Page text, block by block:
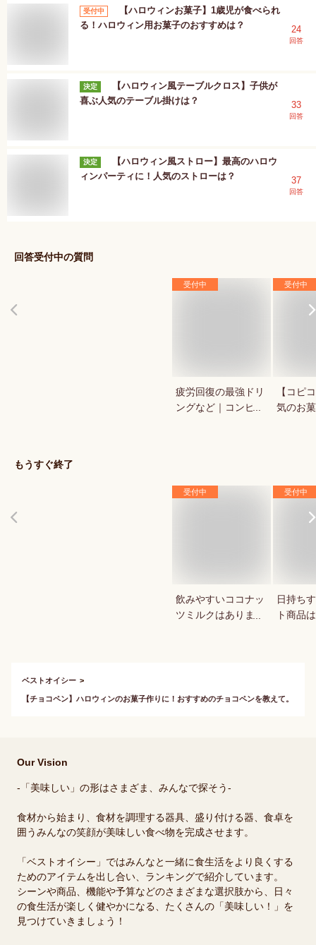
受付中
【ハロウィンお菓子】1歳児が食べられ
る！ハロウィン用お菓子のおすすめは？
24
回答
決定
【ハロウィン風テーブルクロス】子供が
喜ぶ人気のテーブル掛けは？
33
回答
決定
【ハロウィン風ストロー】最高のハロウ
ィンパーティに！人気のストローは？
37
回答
回答受付中の質問
受付中
疲労回復の最強ドリ
ングなど｜コンビ
受付中
【コピ
気のお
もうすぐ終了
受付中
飲みやすいココナッ
ツミルクはあります
受付中
日持ち
ト商品
ベストオイシー
【チョコペン】ハロウィンのお菓子作りに！おすすめのチョコペンを教えて。
Our Vision
-「美味しい」の形はさまざま、みんなで探そう-
食材から始まり、食材を調理する器具、盛り付ける器、食卓を
囲うみんなの笑顔が美味しい食べ物を完成させます。
「ベストオイシー」ではみんなと一緒に食生活をより良くする
ためのアイテムを出し合い、ランキングで紹介しています。
シーンや商品、機能や予算などのさまざまな選択肢から、日々
の食生活が楽しく健やかになる、たくさんの「美味しい！」を
見つけていきましょう！